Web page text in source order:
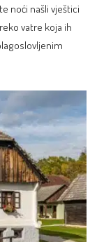
noći našli vještici
vatre koja ih